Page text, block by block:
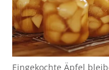
Eingekochte Äpfel